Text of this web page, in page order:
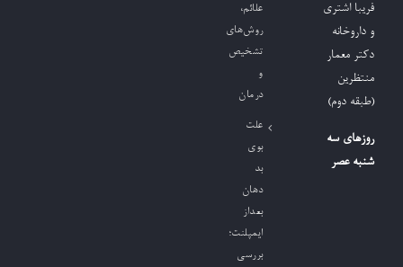
فریبا اشتری
و داروخانه
دکتر معمار
منتظرین
(طبقه دوم)
روزهای سه
شنبه عصر
علائم،
روش‌های
تشخیص
و
درمان
علت
بوی
بد
دهان
بعداز
ایمپلنت؛
بررسی